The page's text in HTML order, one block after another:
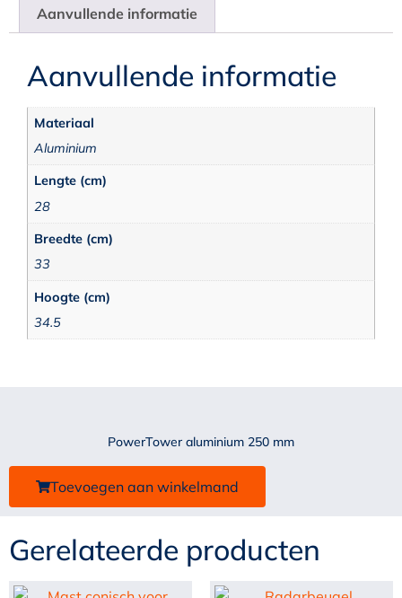
Aanvullende informatie
Aanvullende informatie
Materiaal
Aluminium
Lengte (cm)
28
Breedte (cm)
33
Hoogte (cm)
34.5
PowerTower aluminium 250 mm
Toevoegen aan winkelmand
Gerelateerde producten